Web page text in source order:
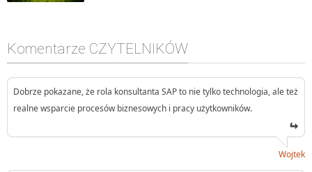
Komentarze CZYTELNIKÓW
Dobrze pokazane, że rola konsultanta SAP to nie tylko technologia, ale też
realne wsparcie procesów biznesowych i pracy użytkowników.
Wojtek